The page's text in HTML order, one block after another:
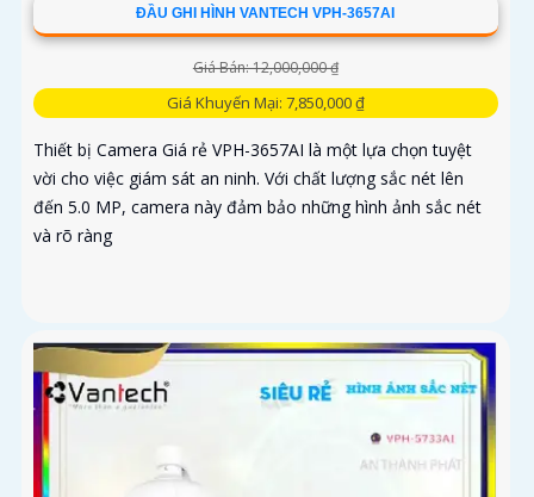
ĐẦU GHI HÌNH VANTECH VPH-3657AI
Giá Bán: 12,000,000 ₫
Giá Khuyến Mại: 7,850,000 ₫
Thiết bị Camera Giá rẻ VPH-3657AI là một lựa chọn tuyệt
vời cho việc giám sát an ninh. Với chất lượng sắc nét lên
đến 5.0 MP, camera này đảm bảo những hình ảnh sắc nét
và rõ ràng